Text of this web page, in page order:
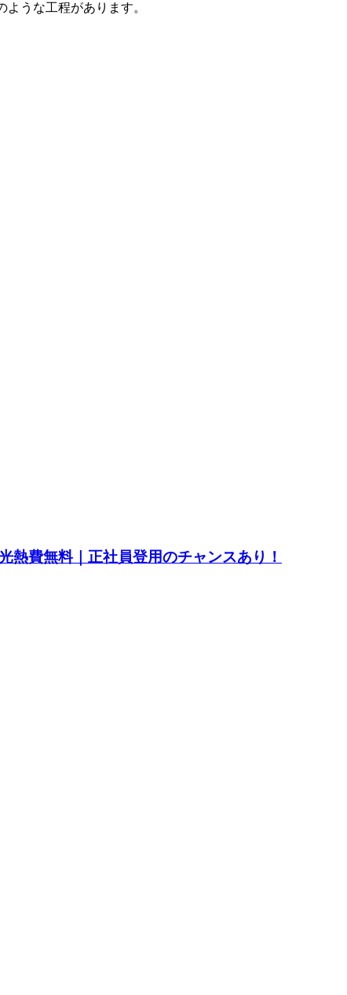
うな工程があります。
熱費無料｜正社員登用のチャンスあり！